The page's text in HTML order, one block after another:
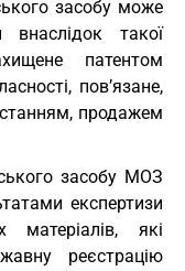
засобу може
такої
патентом
пов’язане,
продажем
засобу МОЗ
експертизи
матеріалів, які
реєстрацію